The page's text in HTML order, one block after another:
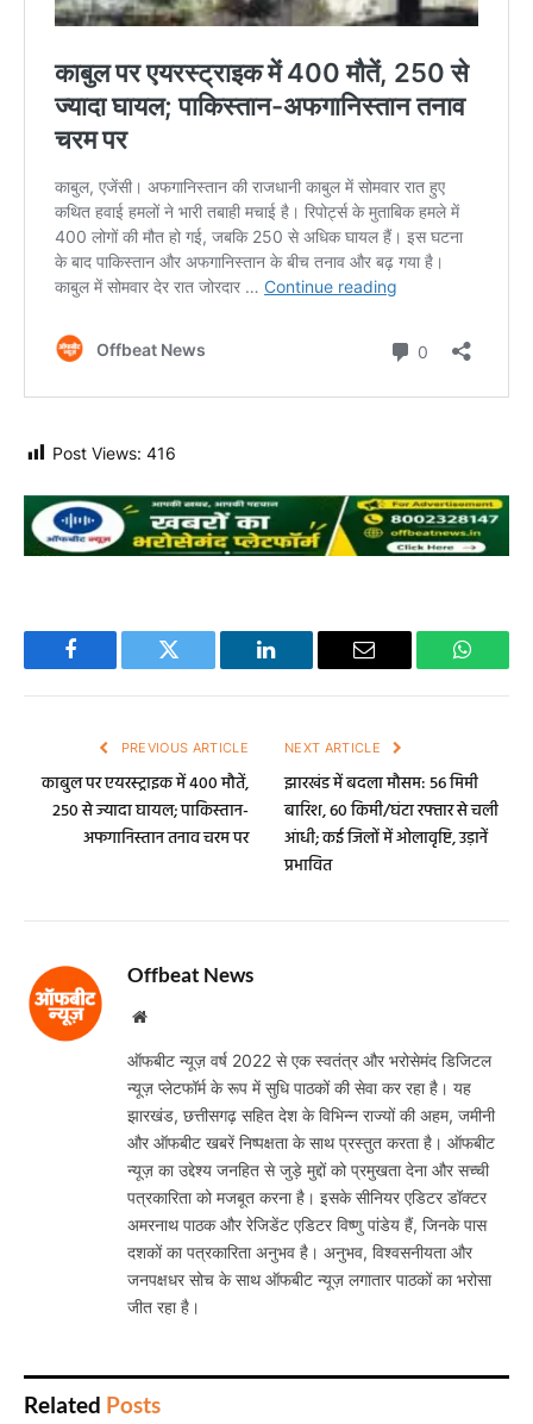
Post Views: 416
Facebook Twitter LinkedIn Email
PREVIOUS ARTICLE
काबुल पर एयरस्ट्राइक में 400 मौतें,
250 से ज्यादा घायल; पाकिस्तान-
अफगानिस्तान तनाव चरम पर
NEXT ARTICLE
झारखंड में बदला मौसम: 56 मिमी
बारिश, 60 किमी/घंटा रफ्तार से चली
आंधी; कई जिलों में ओलावृष्टि, उड़ानें
प्रभावित
Offbeat News
Website
ऑफबीट न्यूज़ वर्ष 2022 से एक स्वतंत्र और भरोसेमंद डिजिटल
न्यूज़ प्लेटफॉर्म के रूप में सुधि पाठकों की सेवा कर रहा है। यह
झारखंड, छत्तीसगढ़ सहित देश के विभिन्न राज्यों की अहम, जमीनी
और ऑफबीट खबरें निष्पक्षता के साथ प्रस्तुत करता है। ऑफबीट
न्यूज़ का उद्देश्य जनहित से जुड़े मुद्दों को प्रमुखता देना और सच्ची
पत्रकारिता को मजबूत करना है। इसके सीनियर एडिटर डॉक्टर
अमरनाथ पाठक और रेजिडेंट एडिटर विष्णु पांडेय हैं, जिनके पास
दशकों का पत्रकारिता अनुभव है। अनुभव, विश्वसनीयता और
जनपक्षधर सोच के साथ ऑफबीट न्यूज़ लगातार पाठकों का भरोसा
जीत रहा है।
Related Posts